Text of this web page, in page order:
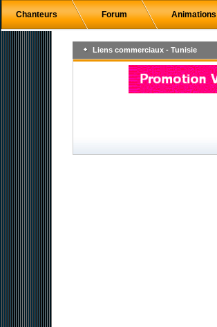
Chanteurs Forum Animations
Liens commerciaux - Tunisie